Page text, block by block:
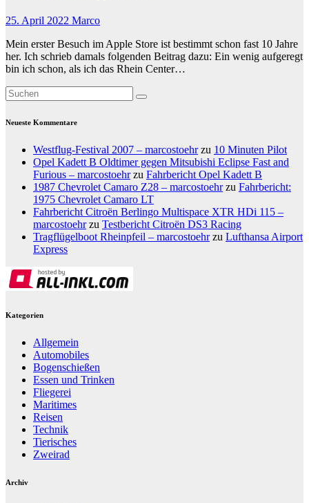
25. April 2022 Marco
Mein erster Besuch im Apple Store ist bestimmt schon fast 10 Jahre
her. Ich schrieb damals folgenden Beitrag dazu: Ein wenig aufgeregt
bin ich schon, als ich das Rhein Center…
Neueste Kommentare
Westflug-Festival 2007 – marcostoehrzu 10 Minuten Pilot
Opel Kadett B Oldtimer gegen Mitsubishi Eclipse Fast and
Furious – marcostoehrzu Fahrbericht Opel Kadett B
1987 Chevrolet Camaro Z28 – marcostoehrzu Fahrbericht:
1975 Chevrolet Camaro LT
Fahrbericht Citroën Berlingo Multispace XTR HDi 115 –
marcostoehrzu Testbericht Citroën DS3 Racing
Tragflügelboot Rheinpfeil – marcostoehrzu Lufthansa Airport
Express
Kategorien
Allgemein
Automobiles
Bogenschießen
Essen und Trinken
Fliegerei
Maritimes
Reisen
Technik
Tierisches
Zweirad
Archiv